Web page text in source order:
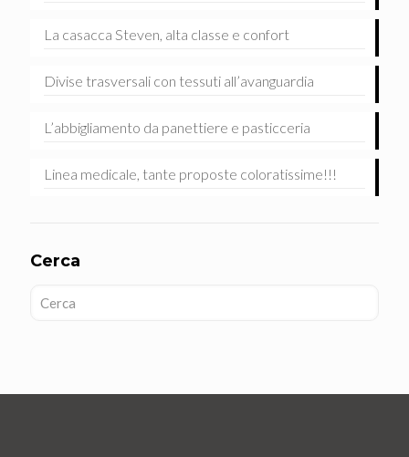
La casacca Steven, alta classe e confort
Divise trasversali con tessuti all’avanguardia
L’abbigliamento da panettiere e pasticceria
Linea medicale, tante proposte coloratissime!!!
Cerca